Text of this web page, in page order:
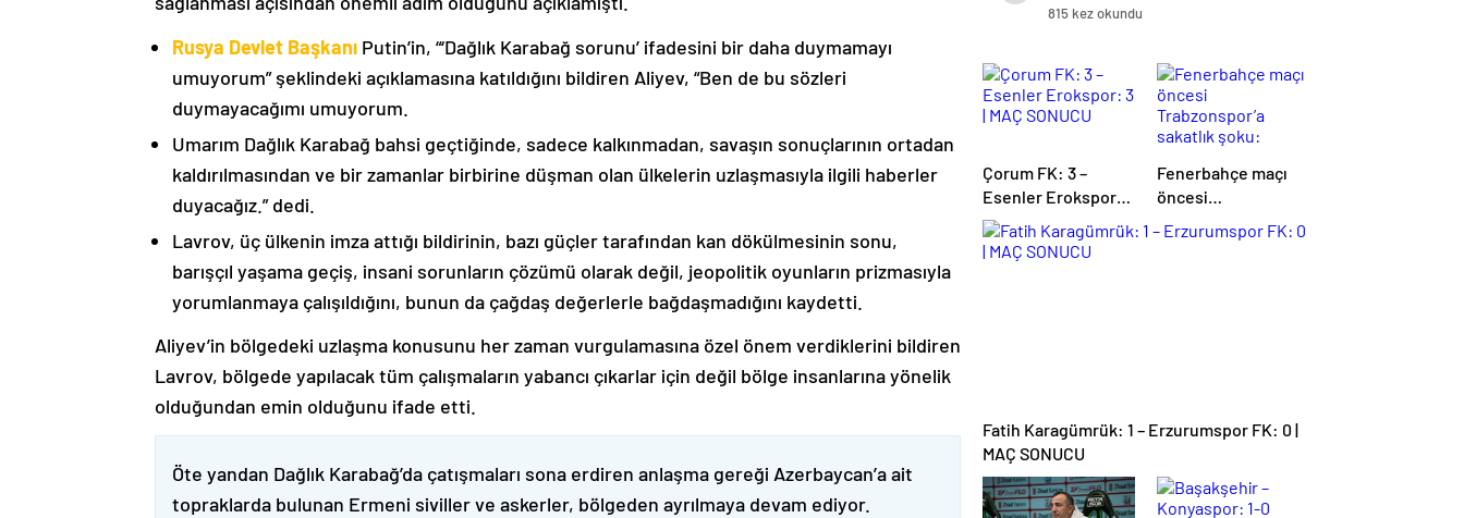
Rusya Devlet Başkanı Putin’in, “‘Dağlık Karabağ sorunu’ ifadesini bir daha duymamayı
umuyorum” şeklindeki açıklamasına katıldığını bildiren Aliyev, “Ben de bu sözleri
duymayacağımı umuyorum.
Umarım Dağlık Karabağ bahsi geçtiğinde, sadece kalkınmadan, savaşın sonuçlarının ortadan
kaldırılmasından ve bir zamanlar birbirine düşman olan ülkelerin uzlaşmasıyla ilgili haberler
duyacağız.” dedi.
Lavrov, üç ülkenin imza attığı bildirinin, bazı güçler tarafından kan dökülmesinin sonu,
barışçıl yaşama geçiş, insani sorunların çözümü olarak değil, jeopolitik oyunların prizmasıyla
yorumlanmaya çalışıldığını, bunun da çağdaş değerlerle bağdaşmadığını kaydetti.
Aliyev’in bölgedeki uzlaşma konusunu her zaman vurgulamasına özel önem verdiklerini bildiren
Lavrov, bölgede yapılacak tüm çalışmaların yabancı çıkarlar için değil bölge insanlarına yönelik
olduğundan emin olduğunu ifade etti.
Öte yandan Dağlık Karabağ’da çatışmaları sona erdiren anlaşma gereği Azerbaycan’a ait
topraklarda bulunan Ermeni siviller ve askerler, bölgeden ayrılmaya devam ediyor.
815 kez okundu
Çorum FK: 3 –
Esenler Erokspor: 3
| MAÇ SONUCU
Fenerbahçe maçı
öncesi
Trabzonspor’a
sakatlık şoku:
Fatih Karagümrük: 1 – Erzurumspor FK: 0 |
MAÇ SONUCU